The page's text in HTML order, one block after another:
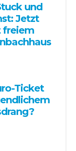
und
Jetzt
freiem
Ticket